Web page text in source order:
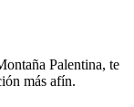
Palentina, te
más afín.